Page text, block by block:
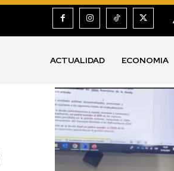
ACTUALIDAD ECONOMIA